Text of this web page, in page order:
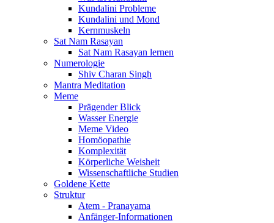
Kundalini Probleme
Kundalini und Mond
Kernmuskeln
Sat Nam Rasayan
Sat Nam Rasayan lernen
Numerologie
Shiv Charan Singh
Mantra Meditation
Meme
Prägender Blick
Wasser Energie
Meme Video
Homöopathie
Komplexität
Körperliche Weisheit
Wissenschaftliche Studien
Goldene Kette
Struktur
Atem - Pranayama
Anfänger-Informationen